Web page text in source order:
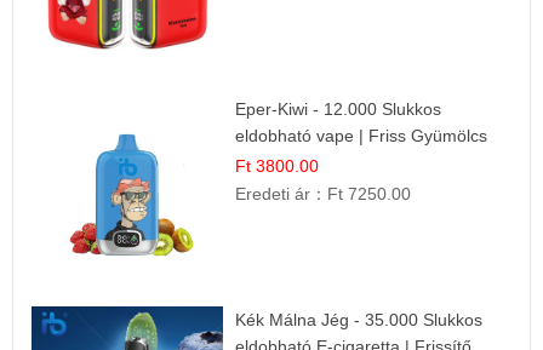
Eper-Kiwi - 12.000 Slukkos
eldobható vape | Friss Gyümölcs
Kombináció
Ft 3800.00
Eredeti ár： Ft 7250.00
Kék Málna Jég - 35.000 Slukkos
eldobható E-cigaretta | Frissítő